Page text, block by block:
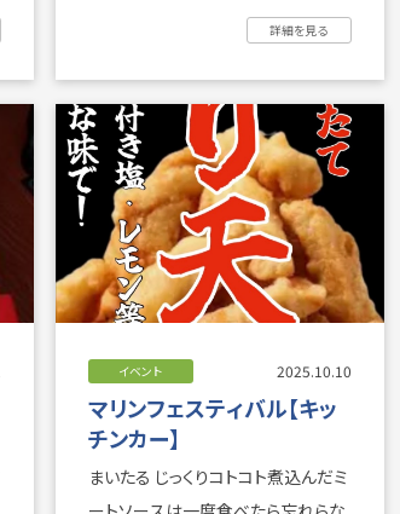
詳細を見る
イベント 2025.10.10
マリンフェスティバル【キッ
チンカー】
まいたる じっくりコトコト煮込んだミ